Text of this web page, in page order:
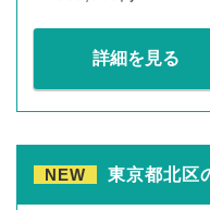
詳細を見る
NEW 東京都北区